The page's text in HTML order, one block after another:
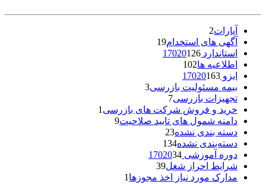
آپارات2
آگهی های استخدام19
استاندارد 17020 126
اطلاعیه ها102
ایزو 17020 163
بیمه مسئولیت بازرسی3
تجهیزات بازرسی7
خرید و فروش شرکت های بازرسی 1
دامنه شمول های تایید صلاحیت9
دسته بندی نشده23
دسته‌بندی نشده134
دوره آموزشی 17020 34
شرایط احراز شغل39
مدارک مورد نیاز اخذ مجوزها 1